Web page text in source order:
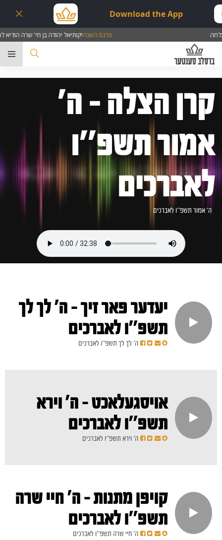
Download the App
פרנס השנהיקותיאל יהודה בן חי' שרה הודיא להצלחה
קרן הצלה - ה'
אמור תשפ''ו
לאברכים
ה' אמור תשפ''ו לאברכים
יעדער פאר זיך - ה' לך לך
תשפ''ו לאברכים
ה' לך לך תשפ''ו לאברכים
אויסגעלאכט - ה' וירא
תשפ''ו לאברכים
ה' וירא תשפ''ו לאברכים
קויפן מתנות - ה' חיי שרה
תשפ''ו לאברכים
ה' חיי שרה תשפ''ו לאברכים